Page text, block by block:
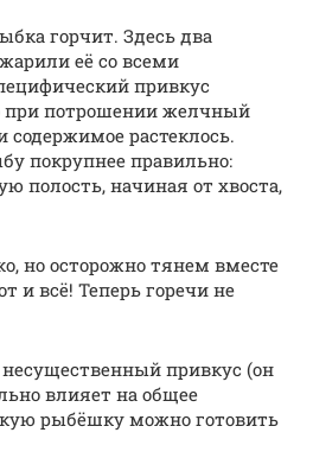
горчит. Здесь два
её со всеми
привкус
при потрошении желчный
содержимое растеклось.
покрупнее правильно:
полость, начиная от хвоста,
но осторожно тянем вместе
и всё! Теперь горечи не
привкус (он
влияет на общее
рыбёшку можно готовить